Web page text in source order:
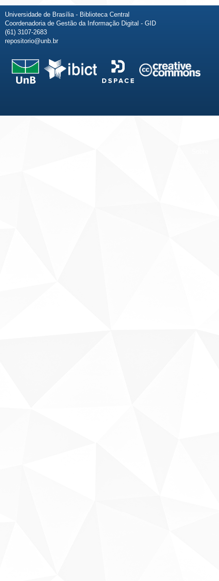
Universidade de Brasília - Biblioteca Central
Coordenadoria de Gestão da Informação Digital - GID
(61) 3107-2683
repositorio@unb.br